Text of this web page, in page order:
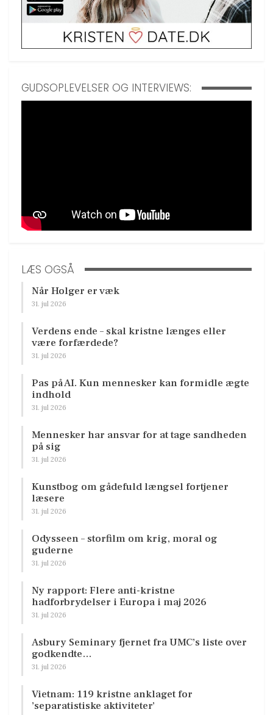
GUDSOPLEVELSER OG INTERVIEWS:
LÆS OGSÅ
Når Holger er væk
31. jul 2026
Verdens ende – skal kristne længes eller
være forfærdede?
31. jul 2026
Pas på AI. Kun mennesker kan formidle ægte
indhold
31. jul 2026
Mennesker har ansvar for at tage sandheden
på sig
31. jul 2026
Kunstbog om gådefuld længsel fortjener
læsere
31. jul 2026
Odysseen – storfilm om krig, moral og
guderne
31. jul 2026
Ny rapport: Flere anti-kristne
hadforbrydelser i Europa i maj 2026
31. jul 2026
Asbury Seminary fjernet fra UMC’s liste over
godkendte…
31. jul 2026
Vietnam: 119 kristne anklaget for
’separatistiske aktiviteter’